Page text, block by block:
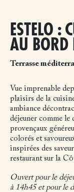
ESTELO :
AU BORD
Terrasse
Vue imprenable
plaisirs de la
ambiance
déjeuner comme le
provençaux
colorés et
inspirées des
restaurant sur la
Ouvert pour le
à 14h45 et pour le